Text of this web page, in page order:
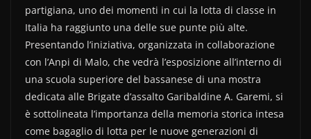
partigiana, uno dei momenti in cui la lotta di classe in
Italia ha raggiunto una delle sue punte più alte.
Presentando l’iniziativa, organizzata in collaborazione
con l’Anpi di Malo, che vedrà l’esposizione all’interno di
una scuola superiore del bassanese di una mostra
dedicata alle Brigate d’assalto Garibaldine A. Garemi, si
è sottolineata l’importanza della memoria storica intesa
come bagaglio di lotta per le nuove generazioni di